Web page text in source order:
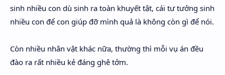
sinh nhiều con dù sinh ra toàn khuyết tật, cái tư tưởng sinh
nhiều con để con giúp đỡ mình quả là không còn gì để nói.
Còn nhiều nhân vật khác nữa, thường thì mỗi vụ án đều
đào ra rất nhiều kẻ đáng ghê tởm.